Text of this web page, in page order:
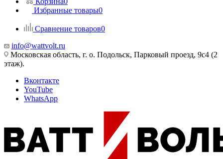
Избранные товары0
Сравнение товаров0
info@wattvolt.ru
Московская область, г. о. Подольск, Парковый проезд, 9с4 (2
этаж).
Вконтакте
YouTube
WhatsApp